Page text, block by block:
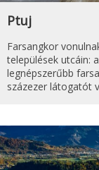
Ptuj
Farsangkor
települések utcáin:
legnépszerűbb
százezer látogatót